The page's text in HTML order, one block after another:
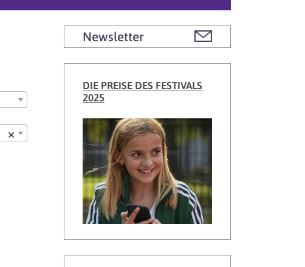
×
Newsletter
DIE PREISE DES FESTIVALS
2025